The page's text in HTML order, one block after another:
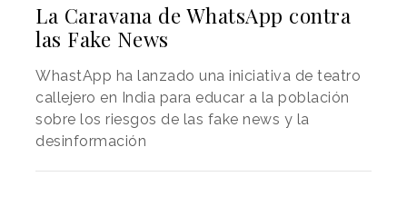
La Caravana de WhatsApp contra
las Fake News
WhastApp ha lanzado una iniciativa de teatro
callejero en India para educar a la población
sobre los riesgos de las fake news y la
desinformación